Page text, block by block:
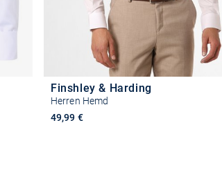
Finshley & Harding
Herren Hemd
49,99 €